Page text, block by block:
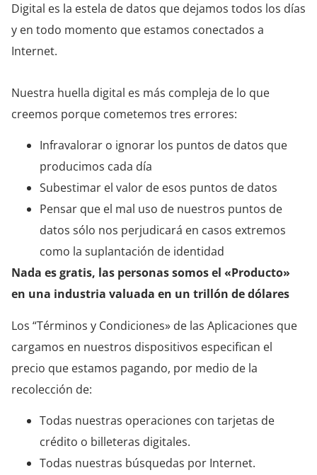
Digital es la estela de datos que dejamos todos los días
y en todo momento que estamos conectados a
Internet.
Nuestra huella digital es más compleja de lo que
creemos porque cometemos tres errores:
Infravalorar o ignorar los puntos de datos que
producimos cada día
Subestimar el valor de esos puntos de datos
Pensar que el mal uso de nuestros puntos de
datos sólo nos perjudicará en casos extremos
como la suplantación de identidad
Nada es gratis, las personas somos el «Producto»
en una industria valuada en un trillón de dólares
Los “Términos y Condiciones» de las Aplicaciones que
cargamos en nuestros dispositivos especifican el
precio que estamos pagando, por medio de la
recolección de:
Todas nuestras operaciones con tarjetas de
crédito o billeteras digitales.
Todas nuestras búsquedas por Internet.